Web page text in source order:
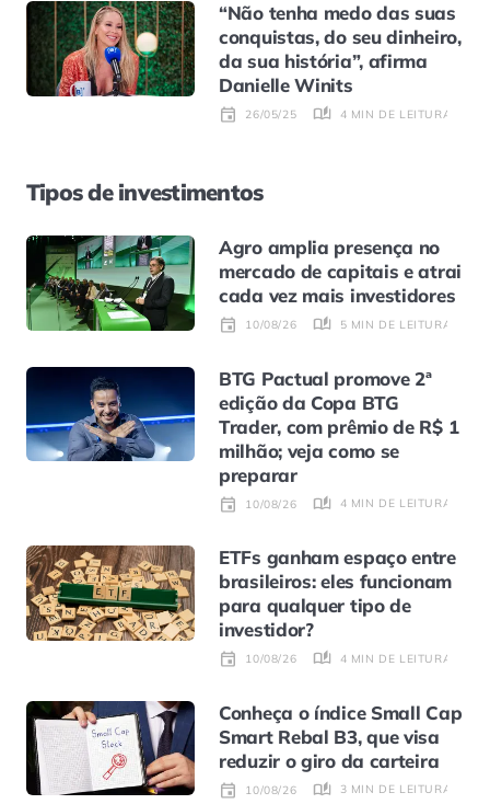
“Não tenha medo das suas
conquistas, do seu dinheiro,
da sua história”, afirma
Danielle Winits
26/05/25 4 MIN DE LEITURA
Tipos de investimentos
Agro amplia presença no
mercado de capitais e atrai
cada vez mais investidores
10/08/26 5 MIN DE LEITURA
BTG Pactual promove 2ª
edição da Copa BTG
Trader, com prêmio de R$ 1
milhão; veja como se
preparar
10/08/26 4 MIN DE LEITURA
ETFs ganham espaço entre
brasileiros: eles funcionam
para qualquer tipo de
investidor?
10/08/26 4 MIN DE LEITURA
Conheça o índice Small Cap
Smart Rebal B3, que visa
reduzir o giro da carteira
10/08/26 3 MIN DE LEITURA